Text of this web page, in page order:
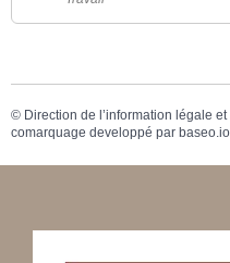
© Direction de l’information légale
comarquage developpé par baseo.io